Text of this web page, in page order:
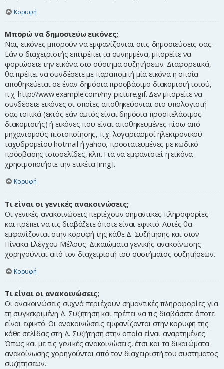
Κορυφή
Μπορώ να δημοσιεύω εικόνες;
Ναι, εικόνες μπορούν να εμφανίζονται στις δημοσιεύσεις σας.
Εάν ο διαχειριστής επιτρέπει τα συνημμένα, μπορείτε να
φορτώσετε την εικόνα στο σύστημα συζητήσεων. Διαφορετικά,
θα πρέπει να συνδέσετε με παραπομπή μία εικόνα η οποία
αποθηκεύεται σε έναν δημόσια προσβάσιμο διακομιστή ιστού,
π.χ. http://www.example.com/my-picture.gif. Δεν μπορείτε να
συνδέσετε εικόνες οι οποίες αποθηκεύονται στο υπολογιστή
σας τοπικά (εκτός εάν αυτός είναι δημόσια προσπελάσιμος
διακομιστής) ή εικόνες που είναι αποθηκευμένες πίσω από
μηχανισμούς πιστοποίησης, π.χ. λογαριασμοί ηλεκτρονικού
ταχυδρομείου hotmail ή yahoo, προστατευμένες με κωδικό
πρόσβασης ιστοσελίδες, κλπ. Για να εμφανιστεί η εικόνα
χρησιμοποιήστε την ετικέτα [img].
Κορυφή
Τι είναι οι γενικές ανακοινώσεις;
Οι γενικές ανακοινώσεις περιέχουν σημαντικές πληροφορίες
και πρέπει να τις διαβάζετε όποτε είναι εφικτό. Αυτές θα
εμφανίζονται στην κορυφή της κάθε Δ. Συζήτησης και στον
Πίνακα Ελέγχου Μέλους. Δικαιώματα γενικής ανακοίνωσης
χορηγούνται από τον διαχειριστή του συστήματος συζητήσεων.
Κορυφή
Τι είναι οι ανακοινώσεις;
Οι ανακοινώσεις συχνά περιέχουν σημαντικές πληροφορίες για
τη συγκεκριμένη Δ. Συζήτηση και πρέπει να τις διαβάσετε όποτε
είναι εφικτό. Οι ανακοινώσεις εμφανίζονται στην κορυφή της
κάθε σελίδας στη Δ. Συζήτηση στην οποία είναι αναρτημένες.
Όπως και με τις γενικές ανακοινώσεις, έτσι και τα δικαιώματα
ανακοίνωσης χορηγούνται από τον διαχειριστή του συστήματος
συζητήσεων.